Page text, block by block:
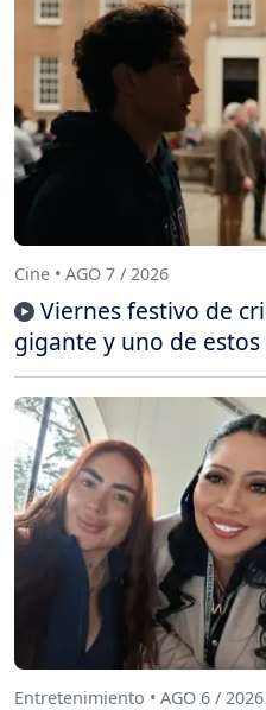
Cine • AGO 7 / 2026
Viernes festivo de
gigante y uno de
Entretenimiento • AGO 6 / 2026